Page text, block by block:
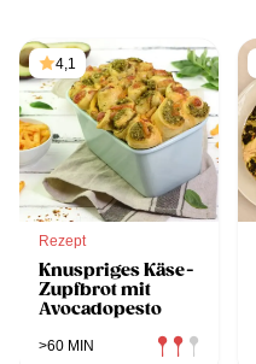
4,1
Rezept
Knuspriges Käse-
Zupfbrot mit
Avocadopesto
>60 MIN